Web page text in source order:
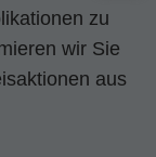
zu
wir Sie
aus